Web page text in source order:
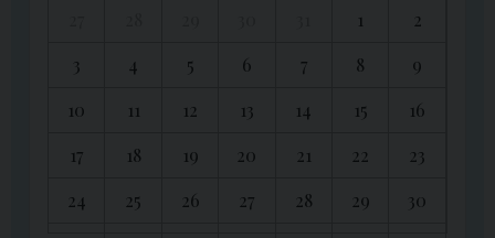
1
2
3
4 5 6 7 8
9
10
11 12 13 14 15
16
17
18 19 20 21 22
23
24
25 26 27 28 29
30